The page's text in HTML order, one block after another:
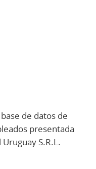
de datos de
presentada
S.R.L.